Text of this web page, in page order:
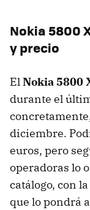
Nokia 5800
y precio
ElNokia 5800
durante el
diciembre.
euros, pero
operadoras lo
catálogo, con
que lo pondrá